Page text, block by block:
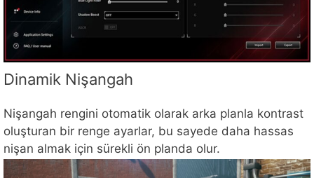
Dinamik Nişangah
Nişangah rengini otomatik olarak arka planla kontrast
oluşturan bir renge ayarlar, bu sayede daha hassas
nişan almak için sürekli ön planda olur.